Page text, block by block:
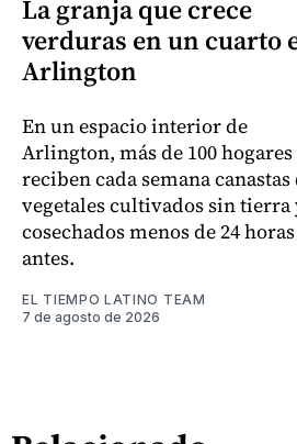
La granja que crece
verduras en un cuarto
Arlington
En un espacio interior de
Arlington, más de 100 hogares
reciben cada semana canastas
vegetales cultivados sin tierra
cosechados menos de 24 horas
antes.
EL TIEMPO LATINO TEAM
7 de agosto de 2026